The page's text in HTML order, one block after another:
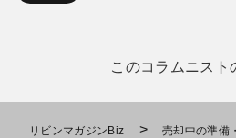
このコラムニスト
リビンマガジンBiz > 売却中の準備